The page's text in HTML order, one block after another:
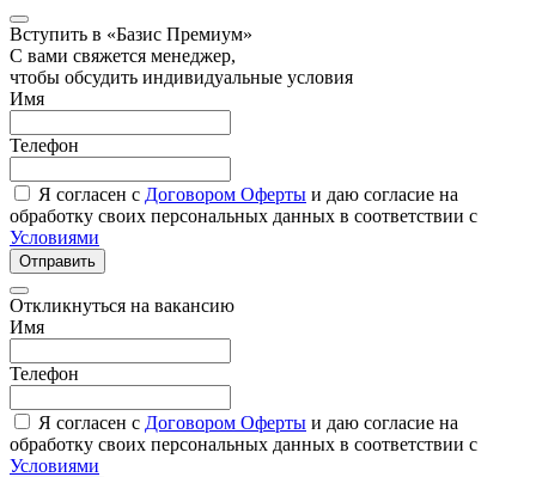
Вступить в «Базис Премиум»
С вами свяжется менеджер,
чтобы обсудить индивидуальные условия
Имя
Телефон
Я согласен с Договором Оферты и даю согласие на
обработку своих персональных данных в соответствии с
Условиями
Отправить
Откликнуться на вакансию
Имя
Телефон
Я согласен с Договором Оферты и даю согласие на
обработку своих персональных данных в соответствии с
Условиями